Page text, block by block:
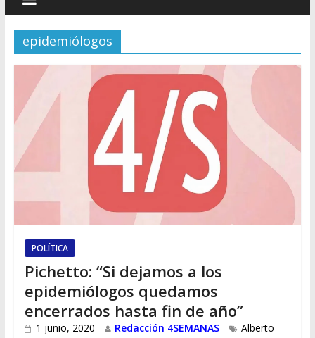
epidemiólogos
POLÍTICA
Pichetto: “Si dejamos a los
epidemiólogos quedamos
encerrados hasta fin de año”
1 junio, 2020 Redacción 4SEMANAS
Alberto